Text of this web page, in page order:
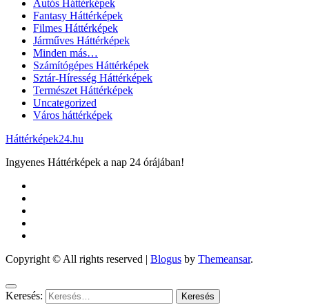
Autós Háttérképek
Fantasy Háttérképek
Filmes Háttérképek
Járműves Háttérképek
Minden más…
Számítógépes Háttérképek
Sztár-Híresség Háttérképek
Természet Háttérképek
Uncategorized
Város háttérképek
Háttérképek24.hu
Ingyenes Háttérképek a nap 24 órájában!
Copyright © All rights reserved | Blogus by Themeansar.
Keresés: